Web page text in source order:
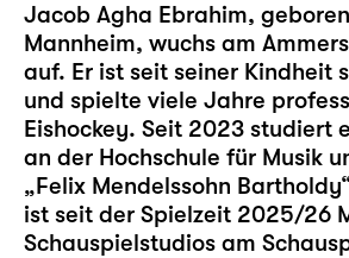
Jacob Agha Ebrahim,
Mannheim, wuchs am
auf. Er ist seit seiner Kindheit
und spielte viele Jahre
Eishockey. Seit 2023 studiert
an der Hochschule für Musik
„Felix Mendelssohn
ist seit der Spielzeit 2025/26
Schauspielstudios am